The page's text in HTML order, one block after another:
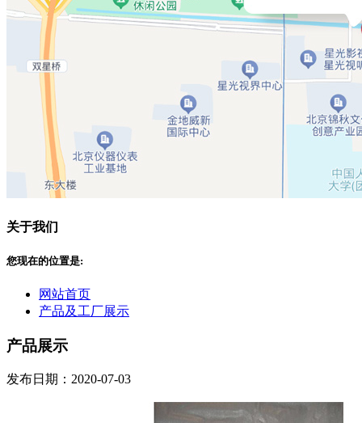
关于我们
您现在的位置是:
网站首页
产品及工厂展示
产品展示
发布日期：2020-07-03